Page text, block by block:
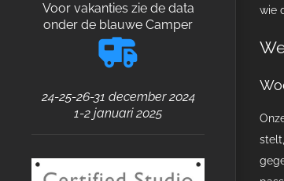
Voor vakanties zie de data
onder de blauwe Camper
24-25-26-31 december 2024
1-2 januari 2025
wie